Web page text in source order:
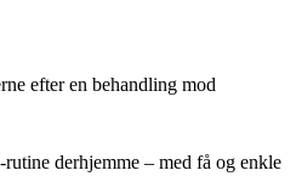
efter en behandling mod
derhjemme – med få og enkle